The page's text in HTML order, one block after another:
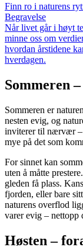
Finn ro i naturens
Begravelse
Når livet går i høyt
minne oss om
hvordan årstidene
hverdagen.
Sommeren
Sommeren er
nesten evig, og
inviterer til nærvær –
mye på det som
For sinnet kan
uten å måtte
gleden få plass.
fjorden, eller bare
naturens overflod
varer evig – nettopp
Høsten –